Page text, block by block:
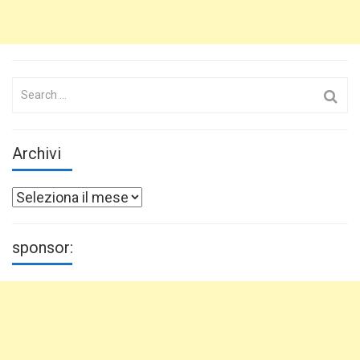
Search
Archivi
Archivi
sponsor: